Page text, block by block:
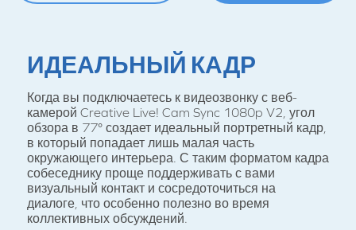
ИДЕАЛЬНЫЙ КАДР
Когда вы подключаетесь к видеозвонку с веб-
камерой Creative Live! Cam Sync 1080p V2, угол
обзора в 77° создает идеальный портретный кадр,
в который попадает лишь малая часть
окружающего интерьера. С таким форматом кадра
собеседнику проще поддерживать с вами
визуальный контакт и сосредоточиться на
диалоге, что особенно полезно во время
коллективных обсуждений.